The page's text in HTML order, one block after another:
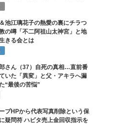
池江璃花子の熱愛の裏にチラつ
の噂「不二阿祖山太神宮」と地
きる会とは
さん（37）自死の真相…直前番
いた「異変」と父・アキラへ漏
“最後の苦悩”
プHPから代表写真削除という保
疑問符 ハビタ売上金回収指示を